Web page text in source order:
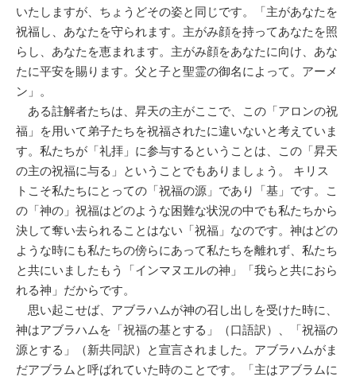
いたしますが、ちょうどその姿と同じです。「主があなたを
祝福し、あなたを守られます。主がみ顔を持ってあなたを照
らし、あなたを恵まれます。主がみ顔をあなたに向け、あな
たに平安を賜ります。父と子と聖霊の御名によって。アーメ
ン」。
ある註解者たちは、昇天の主がここで、この「アロンの祝
福」を用いて弟子たちを祝福されたに違いないと考えていま
す。私たちが「礼拝」に参与するということは、この「昇天
の主の祝福に与る」ということでもありましょう。 キリス
トこそ私たちにとっての「祝福の源」であり「基」です。こ
の「神の」祝福はどのような困難な状況の中でも私たちから
決して奪い去られることはない「祝福」なのです。神はどの
ような時にも私たちの傍らにあって私たちを離れず、私たち
と共にいましたもう「インマヌエルの神」「我らと共におら
れる神」だからです。
思い起こせば、アブラハムが神の召し出しを受けた時に、
神はアブラハムを「祝福の基とする」（口語訳）、「祝福の
源とする」（新共同訳）と宣言されました。アブラハムがま
だアブラムと呼ばれていた時のことです。「主はアブラムに